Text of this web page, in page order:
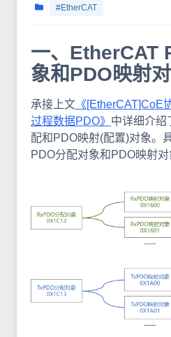
#EtherCAT
一、EtherCAT
象和PDO映射
承接上文 《[EtherCAT]CoE
过程数据PDO》 中详细介绍
配和PDO映射(配置)对象。
PDO分配对象和PDO映射对